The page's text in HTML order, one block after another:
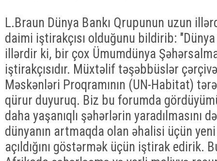
L.Braun Dünya Bankı Qrupunun uzun
daimi iştirakçısı olduğunu bildirib:
illərdir ki, bir çox Ümumdünya
iştirakçısıdır. Müxtəlif təşəbbüslər
Məskənləri Proqramının (UN-Habitat)
qürur duyuruq. Biz bu forumda
daha yaşanıqlı şəhərlərin yaradılmasını
dünyanın artmaqda olan əhalisi üçün
açıldığını göstərmək üçün iştirak edirik.